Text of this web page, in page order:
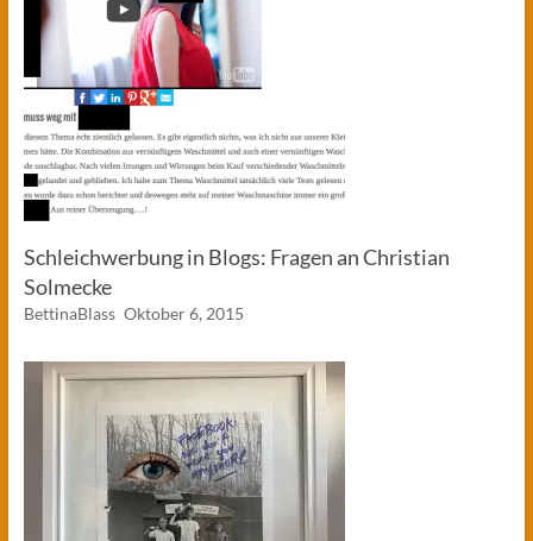
Schleichwerbung in Blogs: Fragen an Christian
Solmecke
BettinaBlass Oktober 6, 2015